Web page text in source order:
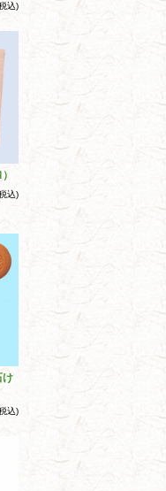
込)
込)
け
込)